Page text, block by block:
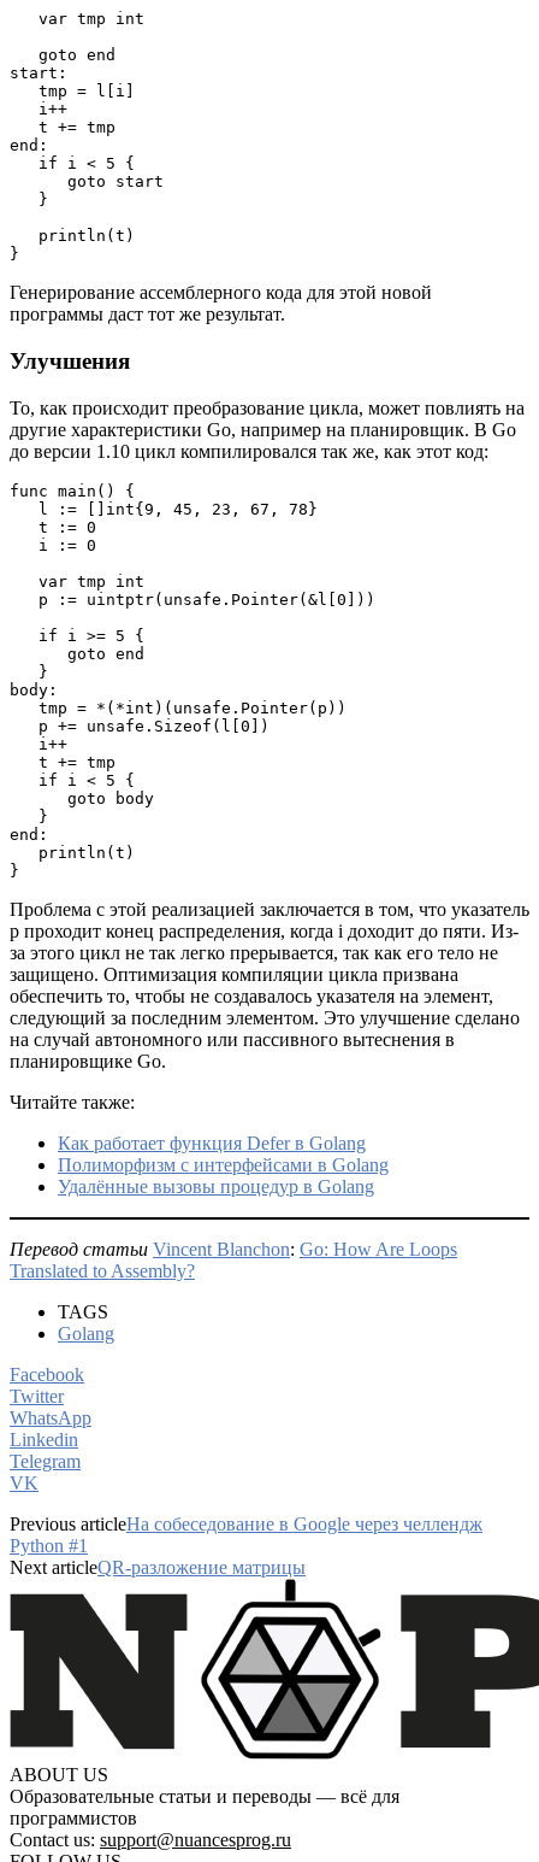
start:
end:
}
Генерирование ассемблерного кода для этой новой
программы даст тот же результат.
Улучшения
То, как происходит преобразование цикла, может повлиять на
другие характеристики Go, например на планировщик. В Go
до версии 1.10 цикл компилировался так же, как этот код:
func main() {
body:
end:
}
Проблема с этой реализацией заключается в том, что указатель
p проходит конец распределения, когда i доходит до пяти. Из-
за этого цикл не так легко прерывается, так как его тело не
защищено. Оптимизация компиляции цикла призвана
обеспечить то, чтобы не создавалось указателя на элемент,
следующий за последним элементом. Это улучшение сделано
на случай автономного или пассивного вытеснения в
планировщике Go.
Читайте также:
Как работает функция Defer в Golang
Полиморфизм с интерфейсами в Golang
Удалённые вызовы процедур в Golang
Перевод статьи Vincent Blanchon: Go: How Are Loops
Translated to Assembly?
TAGS
Golang
Facebook
Twitter
WhatsApp
Linkedin
Telegram
VK
Previous articleНа собеседование в Google через челлендж
Python #1
Next articleQR-разложение матрицы
ABOUT US
Образовательные статьи и переводы — всё для
программистов
Contact us: support@nuancesprog.ru